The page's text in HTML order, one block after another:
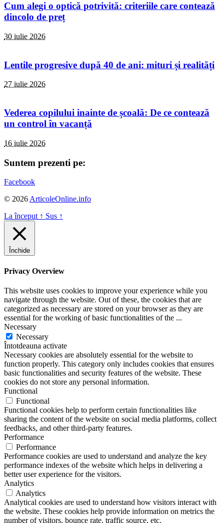
Cum alegi o optică potrivită: criteriile care contează
dincolo de preț
30 iulie 2026
Lentile progresive după 40 de ani: mituri și realități
27 iulie 2026
Vederea copilului inainte de școală: De ce contează
un control în vacanță
16 iulie 2026
Suntem prezenti pe:
Facebook
© 2026 ArticoleOnline.info
La început ↑ Sus ↑
Închide
Privacy Overview
This website uses cookies to improve your experience while you
navigate through the website. Out of these, the cookies that are
categorized as necessary are stored on your browser as they are
essential for the working of basic functionalities of the ...
Necessary
Necessary
Întotdeauna activate
Necessary cookies are absolutely essential for the website to
function properly. This category only includes cookies that ensures
basic functionalities and security features of the website. These
cookies do not store any personal information.
Functional
Functional
Functional cookies help to perform certain functionalities like
sharing the content of the website on social media platforms, collect
feedbacks, and other third-party features.
Performance
Performance
Performance cookies are used to understand and analyze the key
performance indexes of the website which helps in delivering a
better user experience for the visitors.
Analytics
Analytics
Analytical cookies are used to understand how visitors interact with
the website. These cookies help provide information on metrics the
number of visitors, bounce rate, traffic source, etc.